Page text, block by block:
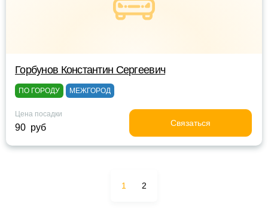
Горбунов Константин Сергеевич
ПО ГОРОДУ МЕЖГОРОД
Цена посадки
90 руб Связаться
1 2